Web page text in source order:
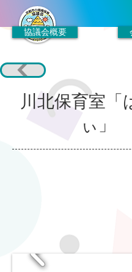
協議会概要
川北保育室「
ぃ」